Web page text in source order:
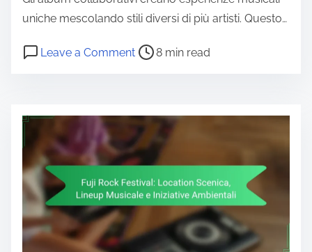
uniche mescolando stili diversi di più artisti. Questo…
Leave a Commenton Album Collaborativi Notevoli:
Post read time 8 min read